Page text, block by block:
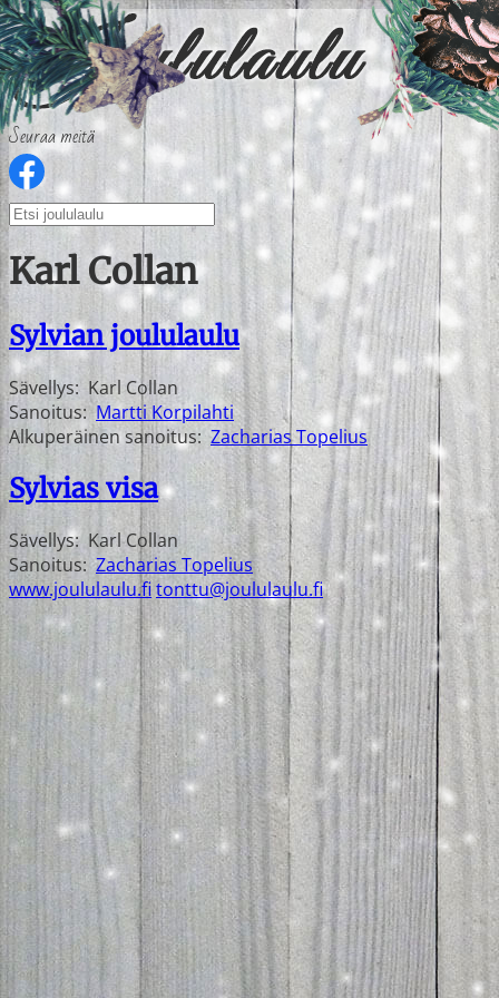
Seuraa meitä
Karl Collan
Sylvian joululaulu
Sävellys: Karl Collan
Sanoitus:Martti Korpilahti
Alkuperäinen sanoitus:Zacharias Topelius
Sylvias visa
Sävellys: Karl Collan
Sanoitus:Zacharias Topelius
www.joululaulu.fitonttu@joululaulu.fi